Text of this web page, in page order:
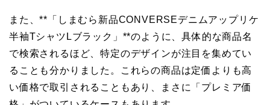
また、**「しまむら新品CONVERSEデニムアップリケ
半袖TシャツLブラック」**のように、具体的な商品名
で検索されるほど、特定のデザインが注目を集めてい
ることも分かりました。これらの商品は定価よりも高
い価格で取引されることもあり、まさに「プレミア価